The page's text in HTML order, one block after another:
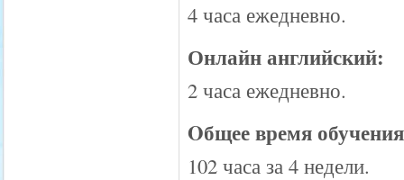
4 часа ежедневно.
Онлайн английский:
2 часа ежедневно.
Oбщее время
102 часа за 4 недели.